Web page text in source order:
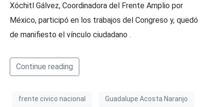
Xóchitl Gálvez, Coordinadora del Frente Amplio por
México, participó en los trabajos del Congreso y, quedó
de manifiesto el vínculo ciudadano .
Continue reading
frente civico nacional Guadalupe Acosta Naranjo